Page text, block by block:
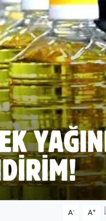
A- A+